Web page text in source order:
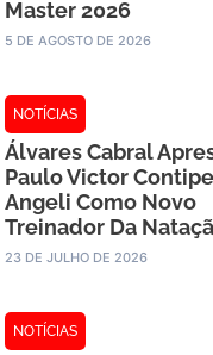
Master 2026
5 DE AGOSTO DE 2026
NOTÍCIAS
Álvares Cabral
Paulo Victor
Angeli Como Novo
Treinador Da
23 DE JULHO DE 2026
NOTÍCIAS